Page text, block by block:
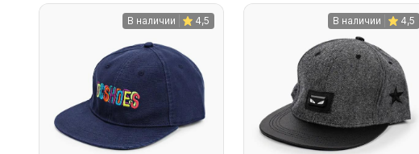
В наличии 4,5 В наличии 4,5